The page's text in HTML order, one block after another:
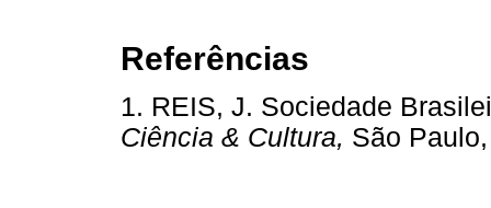
Referências
1. REIS, J. Sociedade
Ciência & Cultura, São